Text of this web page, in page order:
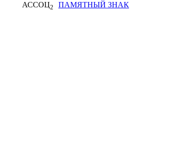
АССОЦ2 ПАМЯТНЫЙ ЗНАК